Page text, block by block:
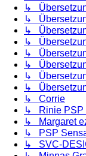
↳
↳
↳
↳
↳
↳
↳
↳
↳ Corrie
↳ Rinie PSP
↳ Margaret
↳ PSP
↳ SVC-